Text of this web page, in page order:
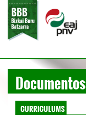
Documentos
CURRICULUMS